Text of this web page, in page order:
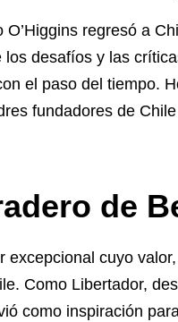
regresó a
desafíos y las
el paso del tiempo.
fundadores de
de
excepcional cuyo
Como Libertador,
como inspiración